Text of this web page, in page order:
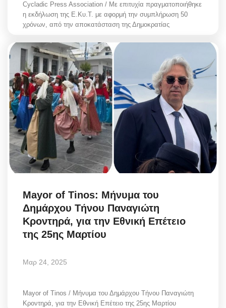
Cycladic Press Association / Με επιτυχία πραγματοποιήθηκε
η εκδήλωση της Ε.Κυ.Τ. με αφορμή την συμπλήρωση 50
χρόνων, από την αποκατάσταση της Δημοκρατίας
Mayor of Tinos: Μήνυμα του
Δημάρχου Τήνου Παναγιώτη
Κροντηρά, για την Εθνική Επέτειο
της 25ης Μαρτίου
Μαρ 24, 2025
Mayor of Tinos / Μήνυμα του Δημάρχου Τήνου Παναγιώτη
Κροντηρά, για την Εθνική Επέτειο της 25ης Μαρτίου